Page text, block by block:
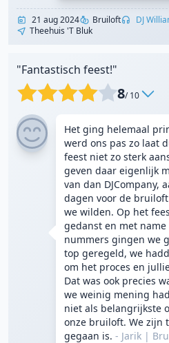
21 aug 2024 Bruiloft DJ
Theehuis 't Bluk
"Fantastisch feest!"
8/ 10
Het ging helemaal
werd ons pas zo laat
feest niet zo sterk
geven daar eigenlijk
van dan DJCompany,
dagen voor de
we wilden. Op het
gedanst en met
nummers gingen we
top geregeld, we
om het proces en
Dat was ook precies
we weinig mening
niet als belangrijkste
onze bruiloft. We zijn
gegaan is. - Jarik |